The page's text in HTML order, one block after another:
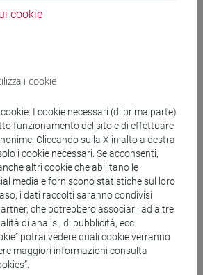
- 36h Laboratorio, in
e percorsi
E TECNOLOGIE SOSTENIBILI -
cookie
i cookie
I cookie necessari (di prima parte)
funzionamento del sito e di effettuare
Cliccando sulla X in alto a destra
i cookie necessari. Se acconsenti,
altri cookie che abilitano le
media e forniscono statistiche sul loro
i dati raccolti saranno condivisi
che potrebbero associarli ad altre
di analisi, di pubblicità, ecc.
potrai vedere quali cookie verranno
maggiori informazioni consulta